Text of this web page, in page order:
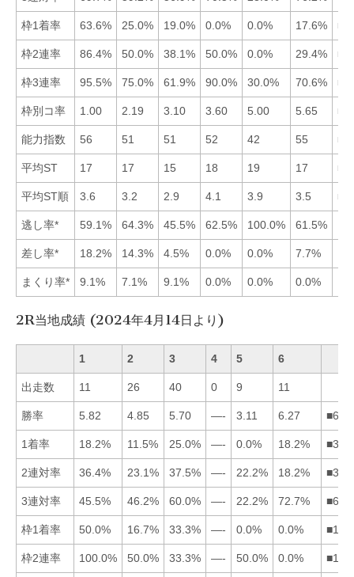
枠1着率 63.6% 25.0% 19.0% 0.0% 0.0% 17.6%
枠2連率 86.4% 50.0% 38.1% 50.0% 0.0% 29.4%
枠3連率 95.5% 75.0% 61.9% 90.0% 30.0% 70.6%
枠別コ率 1.00 2.19 3.10 3.60 5.00 5.65
能力指数 56 51 51 52 42 55
平均ST 17 17 15 18 19 17
平均ST順 3.6 3.2 2.9 4.1 3.9 3.5
逃し率* 59.1% 64.3% 45.5% 62.5% 100.0% 61.5%
差し率* 18.2% 14.3% 4.5% 0.0% 0.0% 7.7%
まくり率* 9.1% 7.1% 9.1% 0.0% 0.0% 0.0%
2R当地成績 (2024年4月14日より)
1 2 3 4 5 6
出走数 11 26 40 0 9 11
勝率 5.82 4.85 5.70 —- 3.11 6.27
1着率 18.2% 11.5% 25.0% —- 0.0% 18.2%
2連対率 36.4% 23.1% 37.5% —- 22.2% 18.2%
3連対率 45.5% 46.2% 60.0% —- 22.2% 72.7%
枠1着率 50.0% 16.7% 33.3% —- 0.0% 0.0%
枠2連率 100.0% 50.0% 33.3% —- 50.0% 0.0%